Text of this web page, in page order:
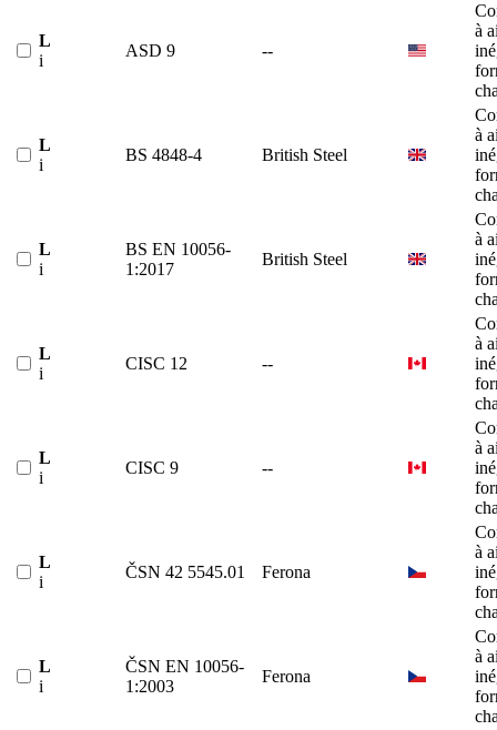
L
i
ASD 9 --
à
L
i
BS 4848-4 British Steel
à
L
i
BS EN 10056-
1:2017
British Steel
à
L
i
CISC 12 --
à
L
i
CISC 9 --
à
L
i
ČSN 42 5545.01 Ferona
à
L
i
ČSN EN 10056-
1:2003
Ferona
à